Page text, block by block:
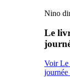
Nino
Le
Voir Le
journée